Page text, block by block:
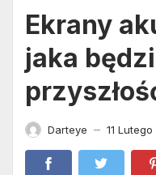
Ekrany
jaka
Darteye — 11 Lutego